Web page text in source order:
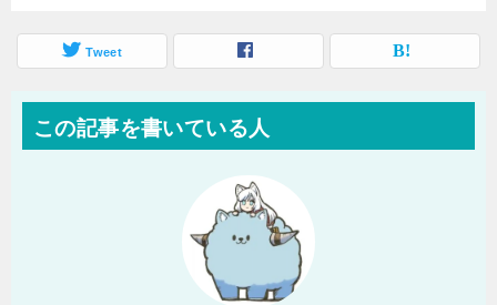
Tweet
この記事を書いている人